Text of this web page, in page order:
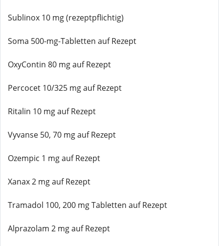
Sublinox 10 mg (rezeptpflichtig)
Soma 500-mg-Tabletten auf Rezept
OxyContin 80 mg auf Rezept
Percocet 10/325 mg auf Rezept
Ritalin 10 mg auf Rezept
Vyvanse 50, 70 mg auf Rezept
Ozempic 1 mg auf Rezept
Xanax 2 mg auf Rezept
Tramadol 100, 200 mg Tabletten auf Rezept
Alprazolam 2 mg auf Rezept